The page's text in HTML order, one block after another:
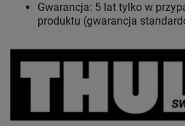
Gwarancja: 5 lat tylko w
produktu (gwarancja